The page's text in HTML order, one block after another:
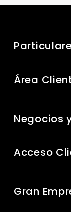
Área
Negocios
Acceso
Gran